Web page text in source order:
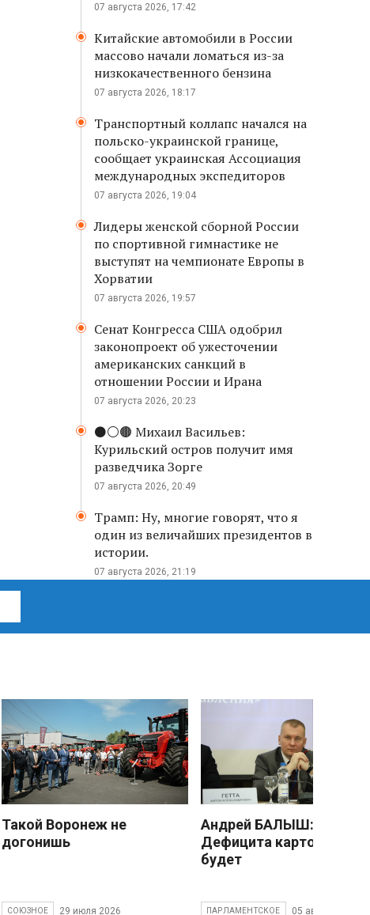
07 августа 2026, 17:42
Китайские автомобили в России
массово начали ломаться из-за
низкокачественного бензина
07 августа 2026, 18:17
Транспортный коллапс начался на
польско-украинской границе,
сообщает украинская Ассоциация
международных экспедиторов
07 августа 2026, 19:04
Лидеры женской сборной России
по спортивной гимнастике не
выступят на чемпионате Европы в
Хорватии
07 августа 2026, 19:57
Сенат Конгресса США одобрил
законопроект об ужесточении
американских санкций в
отношении России и Ирана
07 августа 2026, 20:23
⚫️⚪️🟤 Михаил Васильев:
Курильский остров получит имя
разведчика Зорге
07 августа 2026, 20:49
Трамп: Ну, многие говорят, что я
один из величайших президентов в
истории.
07 августа 2026, 21:19
Такой Воронеж не
догонишь
СОЮЗНОЕ 29 июля 2026
Андрей БАЛЫШ:
Дефицита картофеля не
будет
ПАРЛАМЕНТСКОЕ 05 августа 2026